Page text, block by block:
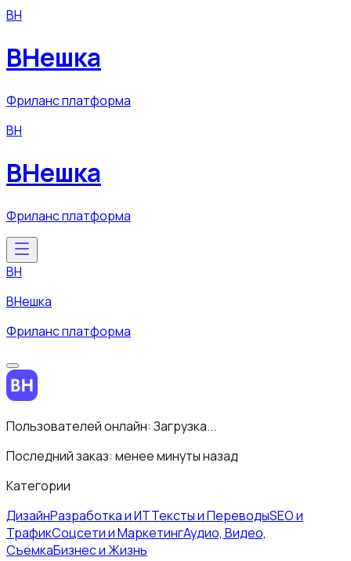
ВН
ВНешка
Фриланс платформа
ВН
ВНешка
Фриланс платформа
ВН
ВНешка
Фриланс платформа
Пользователей онлайн: Загрузка...
Последний заказ: менее минуты назад
Категории
ДизайнРазработка и ИТТексты и ПереводыSEO и
ТрафикСоцсети и МаркетингАудио, Видео,
СъемкаБизнес и Жизнь